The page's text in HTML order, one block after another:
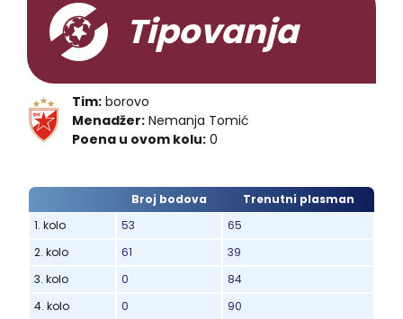
Tipovanja
Tim: borovo
Menadžer: Nemanja Tomić
Poena u ovom kolu: 0
Broj bodova
Trenutni plasman
1. kolo
53
65
2. kolo
61
39
3. kolo
0
84
4. kolo
0
90